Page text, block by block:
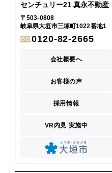
センチュリー21 真永不動産
〒503-0808
岐阜県大垣市三塚町1022番地1
0120-82-2665
会社概要へ
お客様の声
採用情報
VR内見 実施中